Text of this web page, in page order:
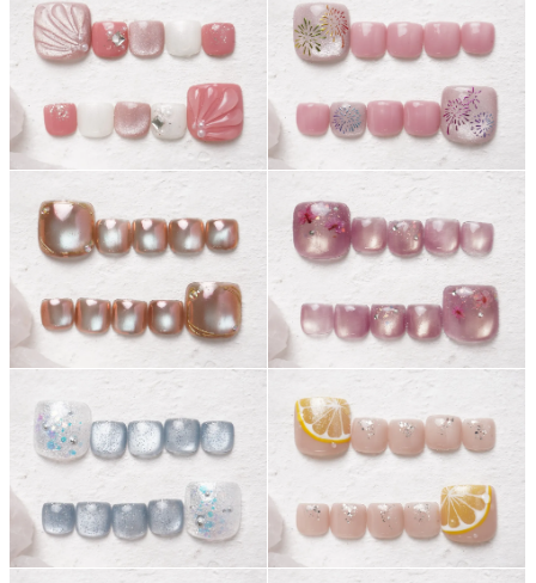
取り扱いカラー
ネイル用語
消費者志向自主宣言
新着情報
採用情報